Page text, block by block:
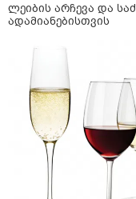
ლეიბის არჩევა და
ადამიანებისთვის